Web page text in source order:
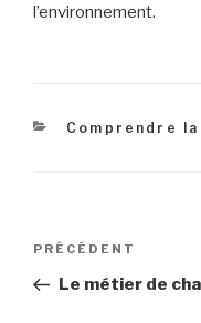
l’environnement.
Catégories
Comprendre
Navigation
l’article
Article
précédent
PRÉCÉDENT
Le métier de